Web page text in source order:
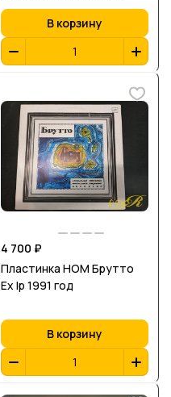
Heaven) 1988, Мелодия,
В корзину
4 700 ₽
Пластинка НОМ Брутто
Ex lp 1991 год
В корзину